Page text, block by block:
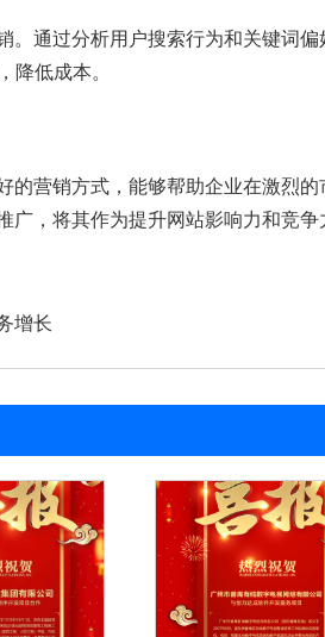
。通过分析用户搜索行为和关键词
降低成本。
的营销方式，能够帮助企业在激烈
广，将其作为提升网站影响力和竞争
增长